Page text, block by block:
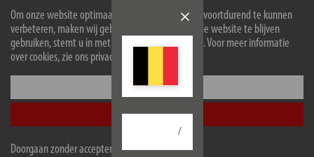
Om onze website optimaal voor u in te richten en voortdurend te kunnen
verbeteren, maken wij gebruik van cookies. Door de website te blijven
gebruiken, stemt u in met het gebruik van cookies. Voor meer informatie
over cookies, zie ons privacybeleid.
Configureer
Accepteer alle
Doorgaan zonder accepteren
/
Service
Onderneming
Winkeliers en bedrijven
Contact for companies